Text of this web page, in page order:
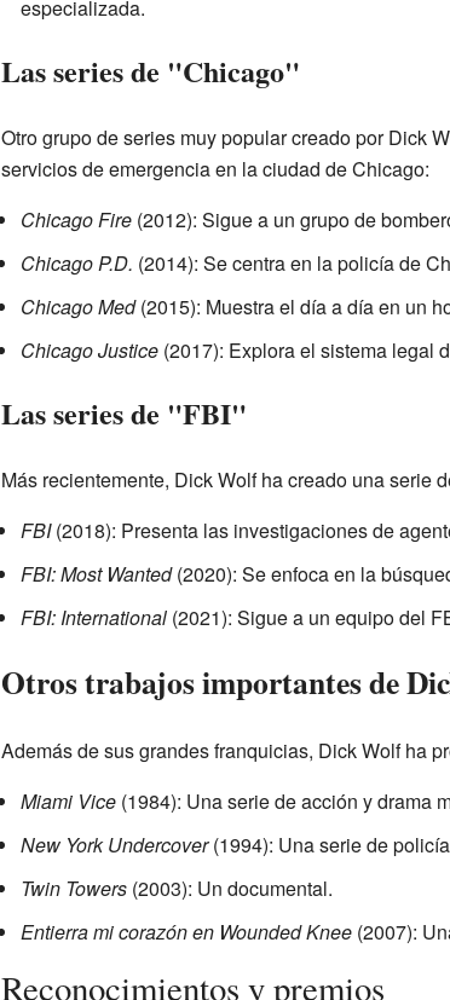
especializada.
Las series de "Chicago"
Otro grupo de series muy popular creado por Dick
servicios de emergencia en la ciudad de Chicago:
Chicago Fire(2012): Sigue a un grupo de
Chicago P.D. (2014): Se centra en la policía de
Chicago Med(2015): Muestra el día a día en un
Chicago Justice(2017): Explora el sistema legal
Las series de "FBI"
Más recientemente, Dick Wolf ha creado una serie
FBI(2018): Presenta las investigaciones de
FBI: Most Wanted(2020): Se enfoca en la
FBI: International(2021): Sigue a un equipo del
Otros trabajos importantes de
Además de sus grandes franquicias, Dick Wolf ha
Miami Vice(1984): Una serie de acción y drama
New York Undercover(1994): Una serie de
Twin Towers(2003): Un documental.
Entierra mi corazón en Wounded Knee(2007):
Reconocimientos y premios